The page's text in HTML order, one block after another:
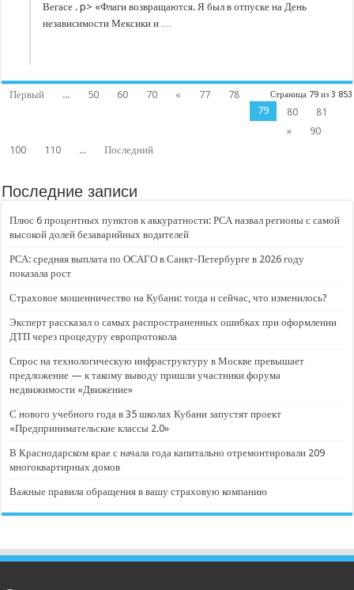
Вегасе . p> «Флаги возвращаются. Я был в отпуске на День
независимости Мексики и …
Страница 79 из 3 853
Первый ... 50 60 70 « 77
78
79
80
81
»
90
100
110 ... Последний
Последние записи
Плюс 6 процентных пунктов к аккуратности: РСА назвал регионы с самой
высокой долей безаварийных водителей
РСА: средняя выплата по ОСАГО в Санкт-Петербурге в 2026 году
показала рост
Страховое мошенничество на Кубани: тогда и сейчас, что изменилось?
Эксперт рассказал о самых распространенных ошибках при оформлении
ДТП через процедуру европротокола
Спрос на технологическую инфраструктуру в Москве превышает
предложение — к такому выводу пришли участники форума
недвижимости «Движение»
С нового учебного года в 35 школах Кубани запустят проект
«Предпринимательские классы 2.0»
В Краснодарском крае с начала года капитально отремонтировали 209
многоквартирных домов
Важные правила обращения в вашу страховую компанию